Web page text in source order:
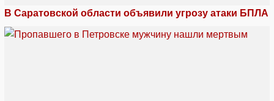
В Саратовской области объявили угрозу атаки БПЛА